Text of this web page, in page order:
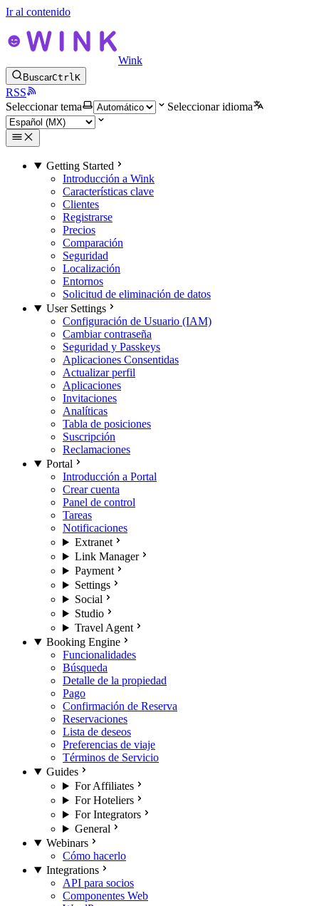
Ir al contenido
Wink
BuscarCtrlK
RSS
Seleccionar tema
Seleccionar idioma
Getting Started
Introducción a Wink
Características clave
Clientes
Registrarse
Precios
Comparación
Seguridad
Localización
Entornos
Solicitud de eliminación de datos
User Settings
Configuración de Usuario (IAM)
Cambiar contraseña
Seguridad y Passkeys
Aplicaciones Consentidas
Actualizar perfil
Aplicaciones
Invitaciones
Analíticas
Tabla de posiciones
Suscripción
Reclamaciones
Portal
Introducción a Portal
Crear cuenta
Panel de control
Tareas
Notificaciones
Extranet
Link Manager
Payment
Settings
Social
Studio
Travel Agent
Booking Engine
Funcionalidades
Búsqueda
Detalle de la propiedad
Pago
Confirmación de Reserva
Reservaciones
Lista de deseos
Preferencias de viaje
Términos de Servicio
Guides
For Affiliates
For Hoteliers
For Integrators
General
Webinars
Cómo hacerlo
Integrations
API para socios
Componentes Web